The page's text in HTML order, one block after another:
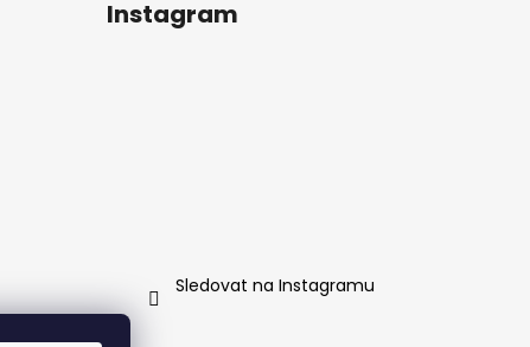
Instagram
Sledovat na Instagramu